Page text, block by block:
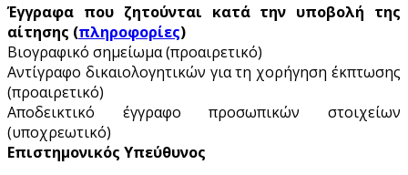
Έγγραφα που ζητούνται κατά την υποβολή της
αίτησης (πληροφορίες)
Βιογραφικό σημείωμα (προαιρετικό)
Αντίγραφο δικαιολογητικών για τη χορήγηση έκπτωσης
(προαιρετικό)
Αποδεικτικό έγγραφο προσωπικών στοιχείων
(υποχρεωτικό)
Επιστημονικός Υπεύθυνος